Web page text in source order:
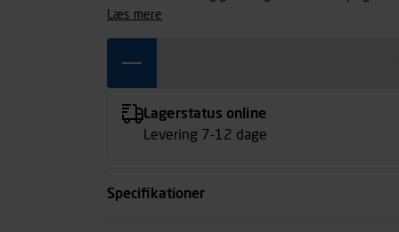
samtidig en unik komfort og stødabsorbering under
læs mere
Lagerstatus online
Levering 7-12 dage
Specifikationer